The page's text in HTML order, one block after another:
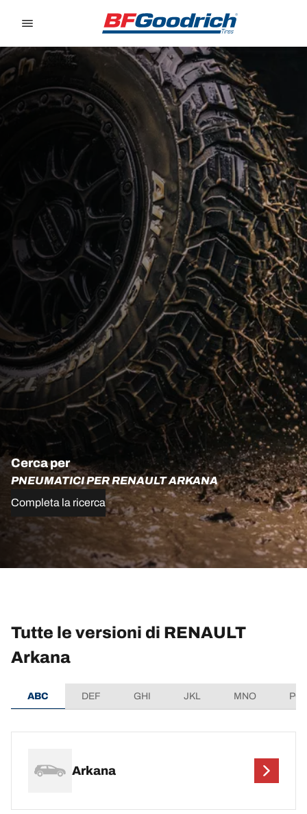
Cerca per
PNEUMATICI PER RENAULT ARKANA
Completa la ricerca
Tutte le versioni di RENAULT
Arkana
ABC DEF GHI JKL MNO
Arkana